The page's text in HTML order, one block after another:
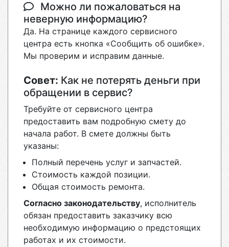
Можно ли пожаловаться на
неверную информацию?
Да. На странице каждого сервисного
центра есть кнопка «Сообщить об ошибке».
Мы проверим и исправим данные.
Совет: Как не потерять деньги при
обращении в сервис?
Требуйте от сервисного центра
предоставить вам подробную смету до
начала работ. В смете должны быть
указаны:
Полный перечень услуг и запчастей.
Стоимость каждой позиции.
Общая стоимость ремонта.
Согласно законодательству, исполнитель
обязан предоставить заказчику всю
необходимую информацию о предстоящих
работах и их стоимости.